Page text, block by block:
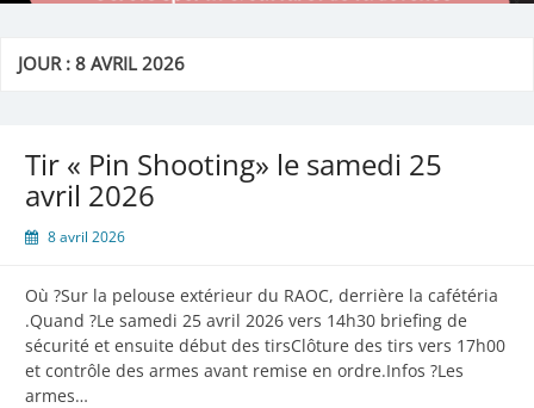
JOUR :8 AVRIL 2026
Tir « Pin Shooting» le samedi 25
avril 2026
8 avril 2026
Où ?Sur la pelouse extérieur du RAOC, derrière la cafétéria
.Quand ?Le samedi 25 avril 2026 vers 14h30 briefing de
sécurité et ensuite début des tirsClôture des tirs vers 17h00
et contrôle des armes avant remise en ordre.Infos ?Les
armes…